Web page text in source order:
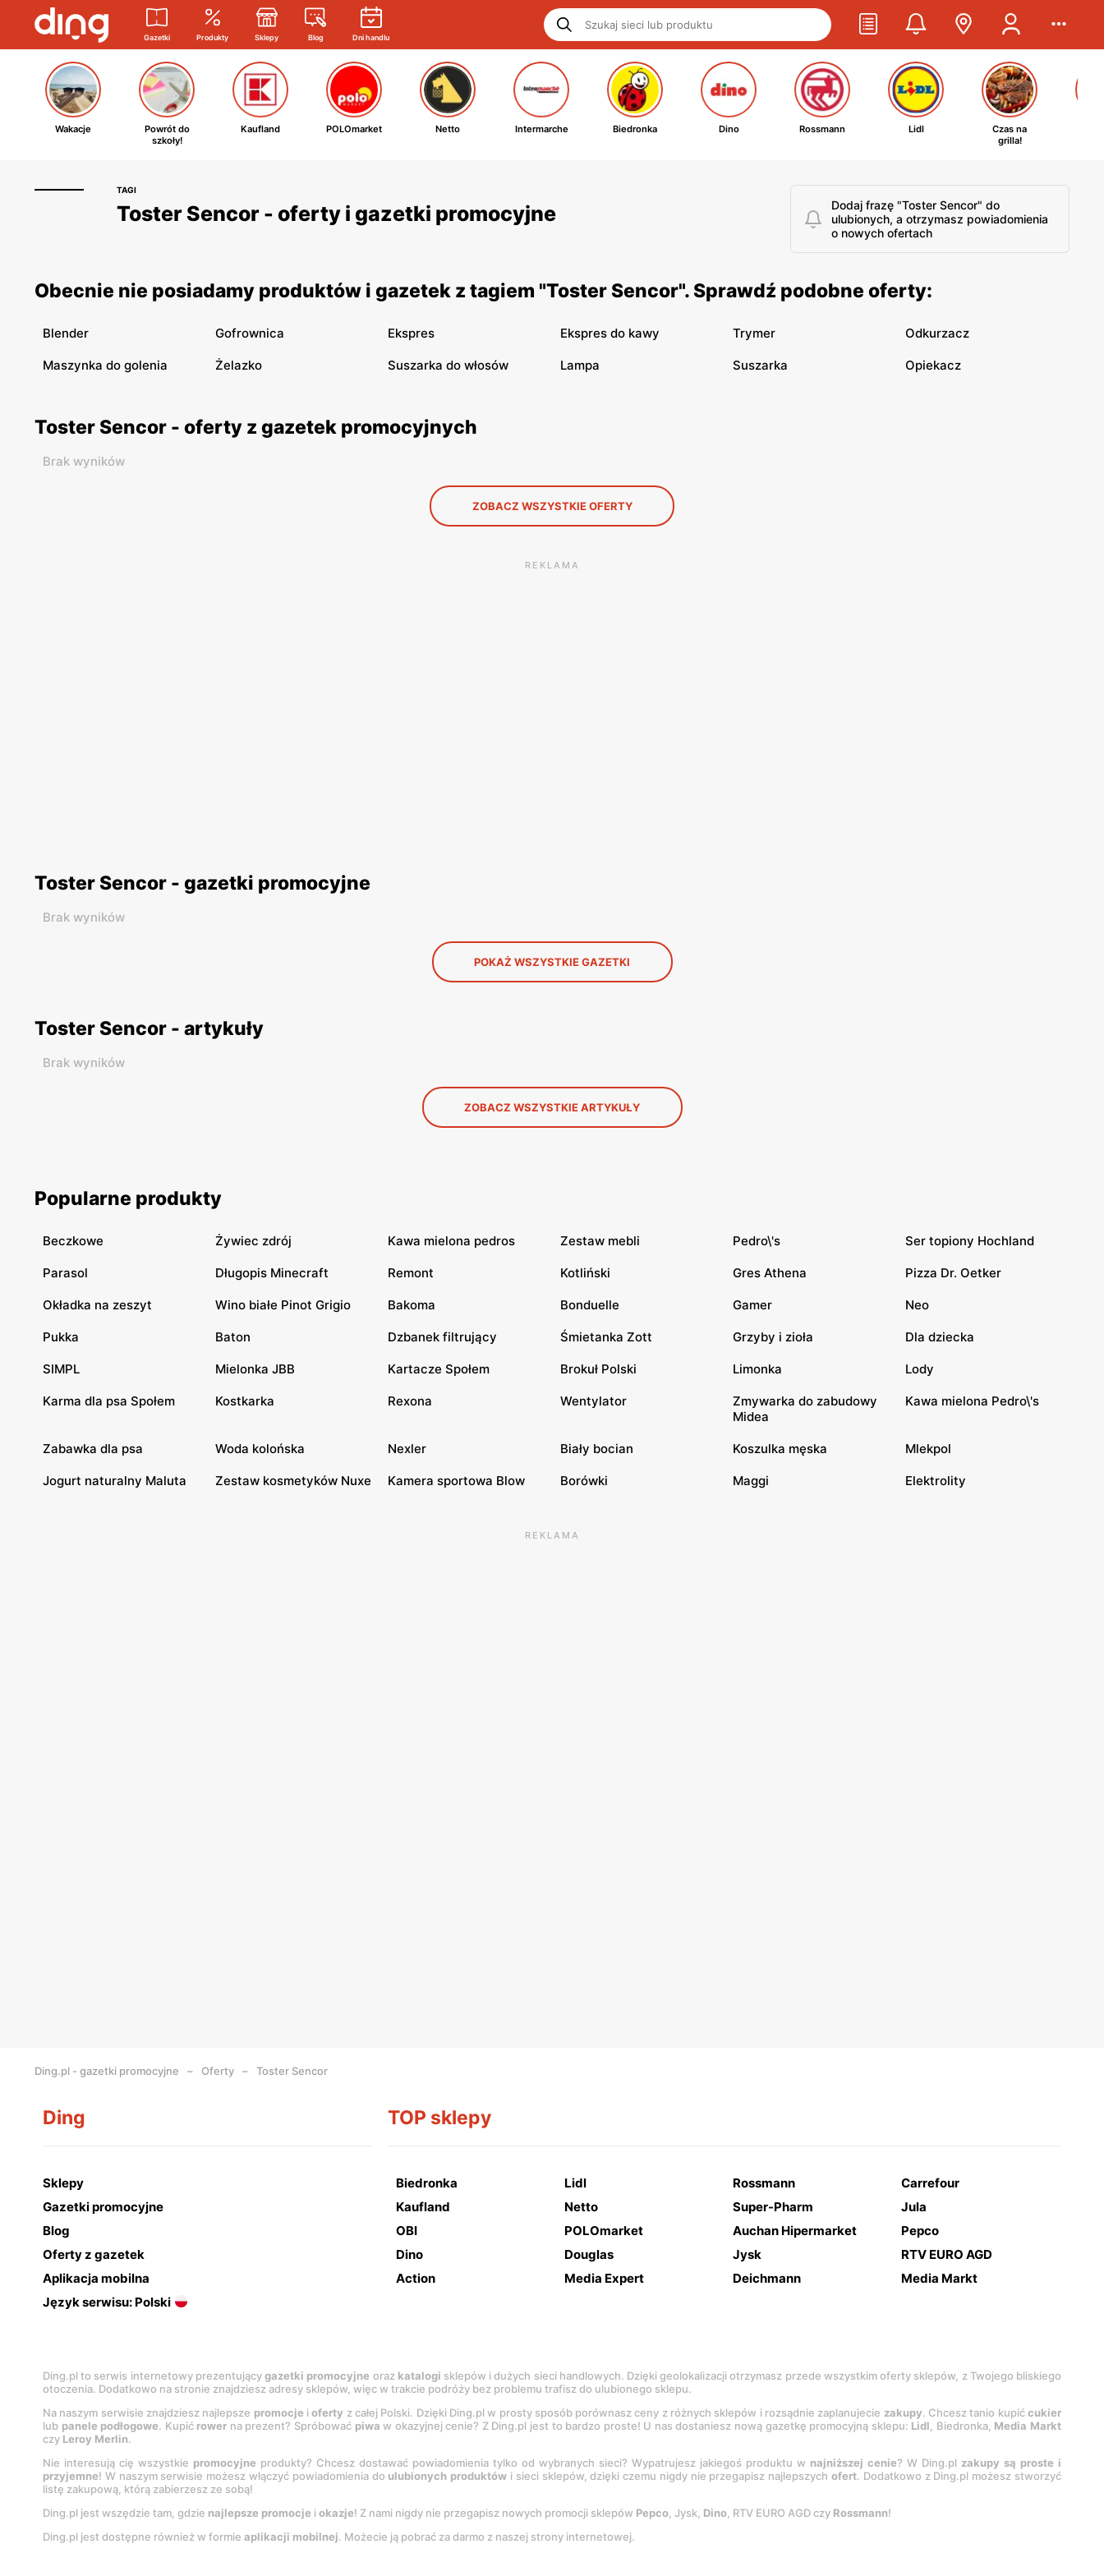
Gazetki Produkty Sklepy Blog Dni handlu
Wakacje
Powrót do
szkoły!
Kaufland POLOmarket Netto Intermarche Biedronka Dino Rossmann Lidl
Czas na
grilla!
TAGI
Toster Sencor - oferty i gazetki promocyjne
Dodaj frazę "Toster Sencor" do
ulubionych, a otrzymasz powiadomienia
o nowych ofertach
Obecnie nie posiadamy produktów i gazetek z tagiem "Toster Sencor". Sprawdź podobne oferty:
Blender Gofrownica Ekspres Ekspres do kawy Trymer Odkurzacz
Maszynka do golenia Żelazko Suszarka do włosów Lampa Suszarka Opiekacz
Toster Sencor - oferty z gazetek promocyjnych
Brak wyników
ZOBACZ WSZYSTKIE OFERTY
REKLAMA
Toster Sencor - gazetki promocyjne
Brak wyników
POKAŻ WSZYSTKIE GAZETKI
Toster Sencor - artykuły
Brak wyników
ZOBACZ WSZYSTKIE ARTYKUŁY
Popularne produkty
Beczkowe Żywiec zdrój Kawa mielona pedros Zestaw mebli Pedro\'s Ser topiony Hochland
Parasol Długopis Minecraft Remont Kotliński Gres Athena Pizza Dr. Oetker
Okładka na zeszyt Wino białe Pinot Grigio Bakoma Bonduelle Gamer Neo
Pukka Baton Dzbanek filtrujący Śmietanka Zott Grzyby i zioła Dla dziecka
SIMPL Mielonka JBB Kartacze Społem Brokuł Polski Limonka Lody
Karma dla psa Społem Kostkarka Rexona Wentylator
Zmywarka do zabudowy
Midea
Kawa mielona Pedro\'s
Zabawka dla psa Woda kolońska Nexler Biały bocian Koszulka męska Mlekpol
Jogurt naturalny Maluta Zestaw kosmetyków Nuxe Kamera sportowa Blow Borówki Maggi Elektrolity
REKLAMA
Ding.pl - gazetki promocyjne Oferty Toster Sencor
Ding
Sklepy
Gazetki promocyjne
Blog
Oferty z gazetek
Aplikacja mobilna
Język serwisu: Polski
TOP sklepy
Biedronka Lidl Rossmann
Carrefour
Kaufland
Netto Super-Pharm
Jula
OBI
POLOmarket Auchan Hipermarket
Pepco
Dino
Douglas Jysk
RTV EURO AGD
Action
Media Expert Deichmann Media Markt
Ding.pl to serwis internetowy prezentującygazetki promocyjne oraz katalogi sklepów i dużych sieci handlowych. Dzięki geolokalizacji otrzymasz przede wszystkim oferty sklepów, z Twojego bliskiego
otoczenia. Dodatkowo na stronie znajdziesz adresy sklepów, więc w trakcie podróży bez problemu trafisz do ulubionego sklepu.
Na naszym serwisie znajdziesz najlepsze promocje ioferty z całej Polski. Dzięki Ding.pl w prosty sposób porównasz ceny z różnych sklepów i rozsądnie zaplanujecie zakupy. Chcesz tanio kupićcukier
lub panele podłogowe. Kupić rower na prezent? Spróbować piwa w okazyjnej cenie? Z Ding.pl jest to bardzo proste! U nas dostaniesz nową gazetkę promocyjną sklepu: Lidl, Biedronka, Media Markt
czy Leroy Merlin.
Nie interesują cię wszystkie promocyjne produkty? Chcesz dostawać powiadomienia tylko od wybranych sieci? Wypatrujesz jakiegoś produktu w najniższej cenie? W Ding.pl zakupy są proste i
przyjemne! W naszym serwisie możesz włączyć powiadomienia do ulubionych produktów i sieci sklepów, dzięki czemu nigdy nie przegapisz najlepszychofert. Dodatkowo z Ding.pl możesz stworzyć
listę zakupową, którą zabierzesz ze sobą!
Ding.pl jest wszędzie tam, gdzie najlepsze promocje i okazje! Z nami nigdy nie przegapisz nowych promocji sklepów Pepco, Jysk, Dino, RTV EURO AGD czy Rossmann!
Ding.pl jest dostępne również w formie aplikacji mobilnej. Możecie ją pobrać za darmo z naszej strony internetowej.